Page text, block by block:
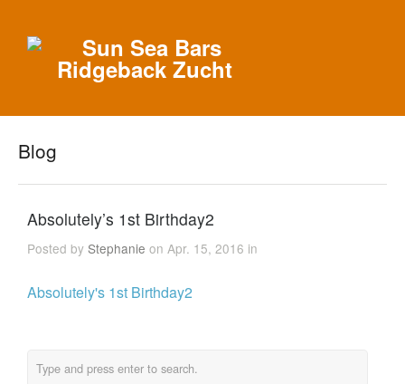
Blog
Absolutely’s 1st Birthday2
Posted byStephanie on Apr. 15, 2016 in
Absolutely's 1st Birthday2